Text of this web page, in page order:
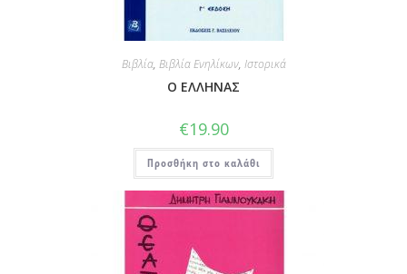
Βιβλία, Βιβλία Ενηλίκων, Ιστορικά
Ο ΕΛΛΗΝΑΣ
€19.90
Προσθήκη στο καλάθι